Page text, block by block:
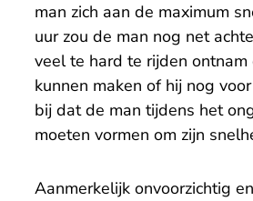
man zich aan de maximum
uur zou de man nog net
veel te hard te rijden
kunnen maken of hij nog
bij dat de man tijdens het
moeten vormen om zijn
Aanmerkelijk onvoorzichtig